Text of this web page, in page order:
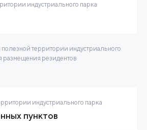
индустриального парка
территории индустриального
размещения резидентов
индустриального парка
пунктов